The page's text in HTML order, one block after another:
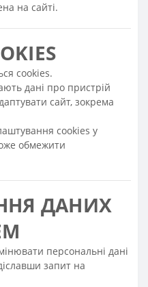
на сайті.
cookies.
дані про пристрій
сайт, зокрема
cookies у
обмежити
ДАНИХ
персональні дані
запит на